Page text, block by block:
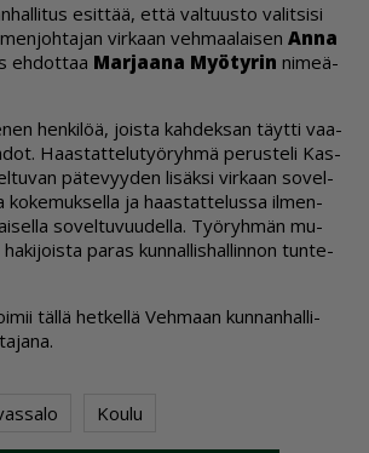
esit­tää, et­tä val­tuus­to va­lit­si­si
vir­kaan veh­maa­lai­sen An­na
eh­dot­taa Mar­jaa­na Myö­ty­rin ni­me­ä­
hen­ki­löä, jois­ta kah­dek­san täyt­ti vaa­
Haas­tat­te­lu­työ­ryh­mä pe­rus­te­li Kas­
pä­te­vyy­den li­säk­si vir­kaan so­vel­
ko­ke­muk­sel­la ja haas­tat­te­lus­sa il­men­
so­vel­tu­vuu­del­la. Työ­ryh­män mu­
ha­ki­jois­ta pa­ras kun­nal­lis­hal­lin­non tun­te­
täl­lä het­kel­lä Veh­maan kun­nan­hal­li­
Koulu